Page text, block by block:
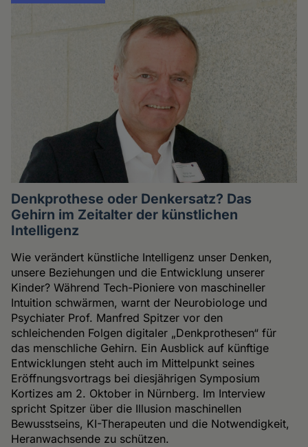
Denkprothese oder Denkersatz? Das
Gehirn im Zeitalter der künstlichen
Intelligenz
Wie verändert künstliche Intelligenz unser Denken,
unsere Beziehungen und die Entwicklung unserer
Kinder? Während Tech-Pioniere von maschineller
Intuition schwärmen, warnt der Neurobiologe und
Psychiater Prof. Manfred Spitzer vor den
schleichenden Folgen digitaler „Denkprothesen“ für
das menschliche Gehirn. Ein Ausblick auf künftige
Entwicklungen steht auch im Mittelpunkt seines
Eröffnungsvortrags bei diesjährigen Symposium
Kortizes am 2. Oktober in Nürnberg. Im Interview
spricht Spitzer über die Illusion maschinellen
Bewusstseins, KI-Therapeuten und die Notwendigkeit,
Heranwachsende zu schützen.